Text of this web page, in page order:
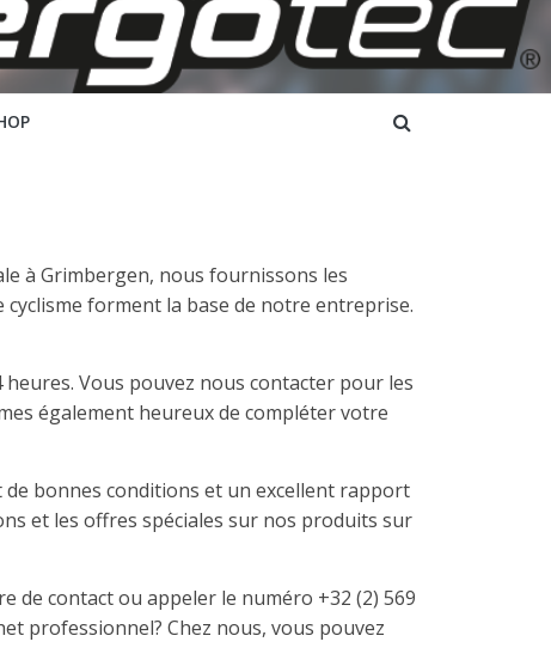
à Grimbergen, nous fournissons les
forment la base de notre entreprise.
heures. Vous pouvez nous contacter pour les
également heureux de compléter votre
bonnes conditions et un excellent rapport
et les offres spéciales sur nos produits sur
de contact ou appeler le numéro +32 (2) 569
professionnel? Chez nous, vous pouvez